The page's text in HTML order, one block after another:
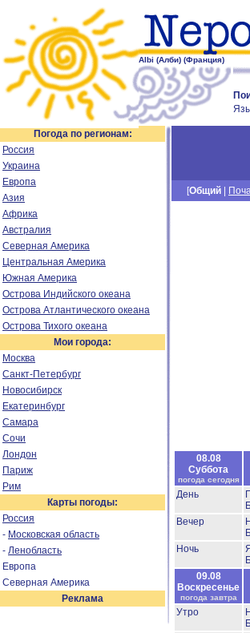
Albi (Алби) (Франция)
Погода по регионам:
Россия
Украина
Европа
Азия
Африка
Австралия
Северная Америка
Центральная Америка
Южная Америка
Острова Индийского океана
Острова Атлантического океана
Острова Тихого океана
Мои города:
Москва
Санкт-Петербург
Новосибирск
Екатеринбург
Самара
Сочи
Лондон
Париж
Рим
Карты погоды:
Россия
- Московская область
- Ленобласть
Европа
Северная Америка
Реклама
[Общий
08.08
Суббота
погода сегодня
День
Вечер
Ночь
09.08
Воскресенье
погода завтра
Утро